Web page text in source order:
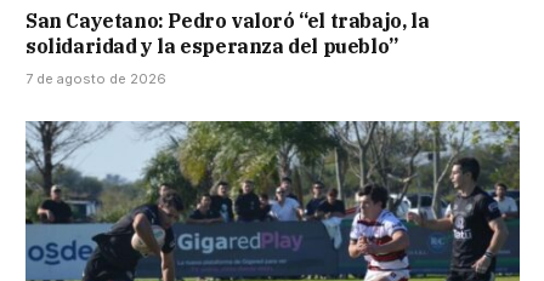
San Cayetano: Pedro valoró “el trabajo, la
solidaridad y la esperanza del pueblo”
7 de agosto de 2026